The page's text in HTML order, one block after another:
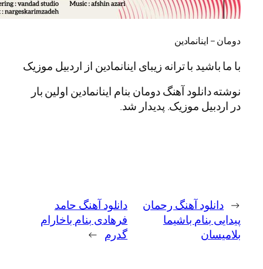
با ترانه زیبای اینانمادین از اردبیل موزیک
آهنگ دومان بنام اینانمادین اولین بار
موزیک. پدیدار شد.
آهنگ رحمان
باشیما
دانلود آهنگ حامد
فرهادی بنام باخارام